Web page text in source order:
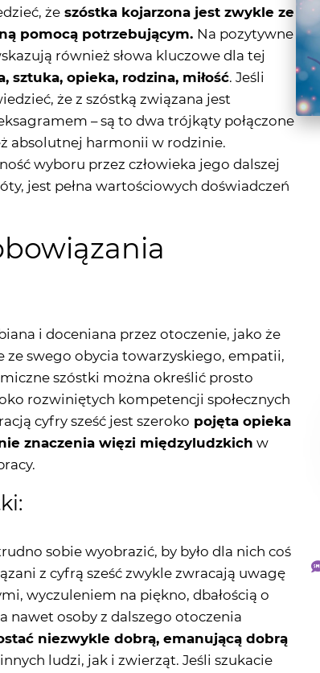
że szóstka kojarzona jest zwykle ze
pomocą potrzebującym. Na pozytywne
również słowa kluczowe dla tej
sztuka, opieka, rodzina, miłość. Jeśli
że z szóstką związana jest
– są to dwa trójkąty połączone
absolutnej harmonii w rodzinie.
wyboru przez człowieka jego dalszej
jest pełna wartościowych doświadczeń
i doceniana przez otoczenie, jako że
ze swego obycia towarzyskiego, empatii,
szóstki można określić prosto
rozwiniętych kompetencji społecznych
cyfry sześć jest szeroko pojęta opieka
znaczenia więzi międzyludzkich w
sobie wyobrazić, by było dla nich coś
z cyfrą sześć zwykle zwracają uwagę
wyczuleniem na piękno, dbałością o
nawet osoby z dalszego otoczenia
niezwykle dobrą, emanującą dobrą
ludzi, jak i zwierząt. Jeśli szukacie